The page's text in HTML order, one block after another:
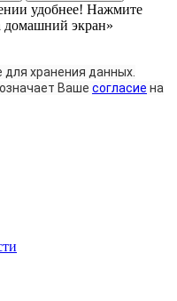
удобнее! Нажмите
домашний экран»
хранения данных.
Ваше согласие на